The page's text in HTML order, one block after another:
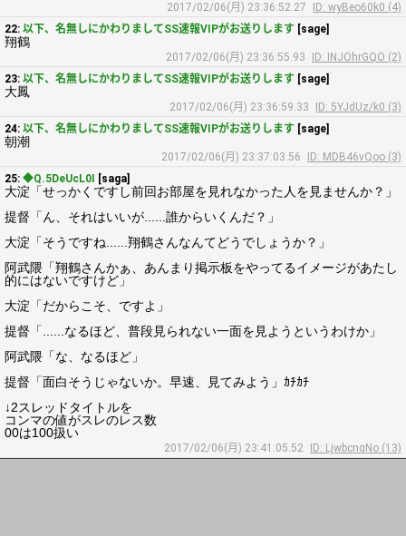
2017/02/06(月) 23:36:52.27
ID: wyBeo60k0 (4)
22: 以下、名無しにかわりましてSS速報VIPがお送りします [sage]
翔鶴
2017/02/06(月) 23:36:55.93
ID: INJOhrGQO (2)
23: 以下、名無しにかわりましてSS速報VIPがお送りします [sage]
大鳳
2017/02/06(月) 23:36:59.33
ID: 5YJdUz/k0 (3)
24: 以下、名無しにかわりましてSS速報VIPがお送りします [sage]
朝潮
2017/02/06(月) 23:37:03.56
ID: MDB46vQoo (3)
25: ◆Q.5DeUcL0I [saga]
大淀「せっかくですし前回お部屋を見れなかった人を見ませんか？」
提督「ん、それはいいが......誰からいくんだ？」
大淀「そうですね......翔鶴さんなんてどうでしょうか？」
阿武隈「翔鶴さんかぁ、あんまり掲示板をやってるイメージがあたし
的にはないですけど」
大淀「だからこそ、ですよ」
提督「......なるほど、普段見られない一面を見ようというわけか」
阿武隈「な、なるほど」
提督「面白そうじゃないか。早速、見てみよう」ｶﾁｶﾁ
↓2スレッドタイトルを
コンマの値がスレのレス数
00は100扱い
2017/02/06(月) 23:41:05.52 ID: LjwbcnqNo (13)